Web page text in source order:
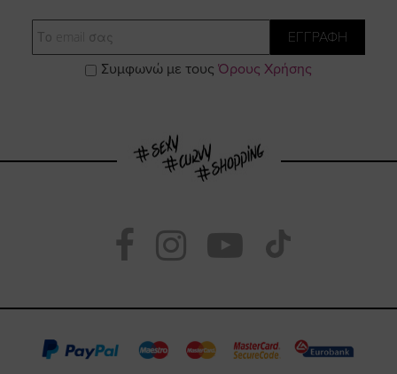
Email
ΕΓΓΡΑΦΗ
Συμφωνώ με τους Όρους Χρήσης
Visit
https://
page
Visit
https://
page
Visit
https://
our
TikTok